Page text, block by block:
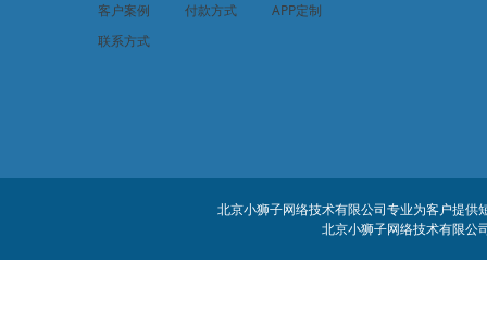
客户案例
付款方式
APP定制
联系方式
北京小狮子网络技术有限公司专业为客户提
北京小狮子网络技术有限公